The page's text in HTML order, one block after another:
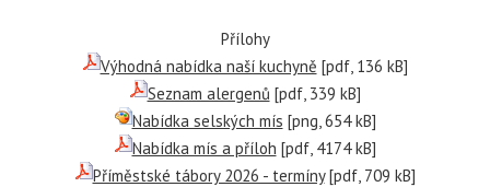
Přílohy
Výhodná nabídka naší kuchyně [pdf, 136 kB]
Seznam alergenů [pdf, 339 kB]
Nabídka selských mís [png, 654 kB]
Nabídka mís a příloh [pdf, 4174 kB]
Příměstské tábory 2026 - termíny[pdf, 709 kB]